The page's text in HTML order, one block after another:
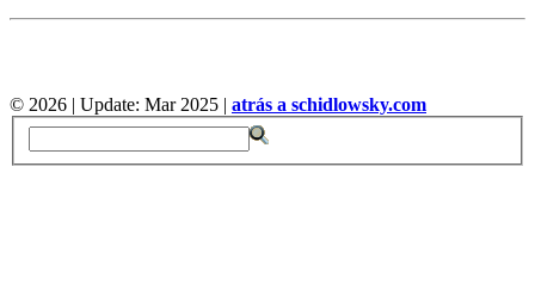
© 2026 | Update: Mar 2025 | atrás a schidlowsky.com